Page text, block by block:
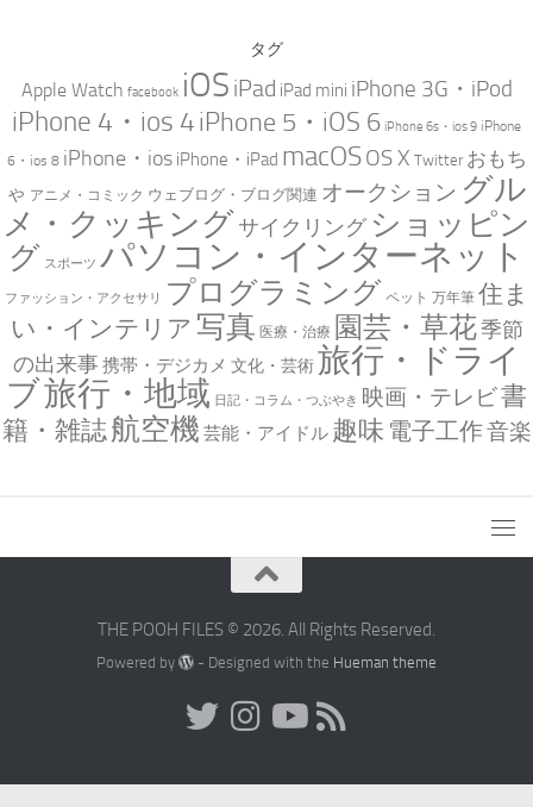
タグ
Apple Watch facebook iOS iPad iPad mini iPhone 3G・iPod
iPhone 4・ios 4iPhone 5・iOS 6 iPhone 6s・ios 9 iPhone
6・ios 8 iPhone・ios iPhone・iPad macOS OS X Twitter おもち
ゃ アニメ・コミック ウェブログ・ブログ関連 オークション グル
メ・クッキングサイクリング ショッピン
グ スポーツ パソコン・インターネット
ファッション・アクセサリ プログラミング ペット 万年筆 住ま
い・インテリア 写真 医療・治療 園芸・草花季節
の出来事携帯・デジカメ 文化・芸術 旅行・ドライ
ブ旅行・地域 日記・コラム・つぶやき 映画・テレビ書
籍・雑誌航空機 芸能・アイドル 趣味 電子工作音楽
THE POOH FILES © 2026. All Rights Reserved.
Powered by - Designed with the Hueman theme